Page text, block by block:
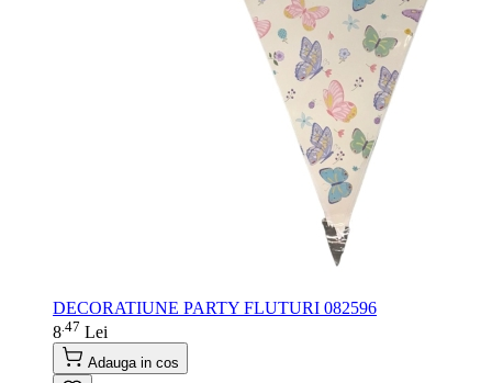
DECORATIUNE PARTY FLUTURI 082596
8 47 Lei
Adauga in cos